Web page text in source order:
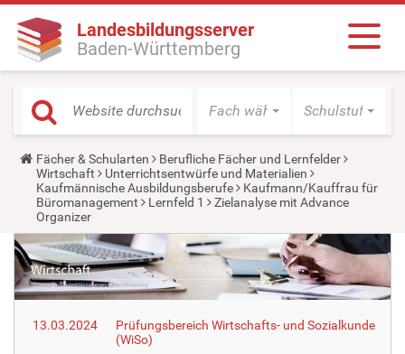
Landesbildungsserver
Baden-Württemberg
Fach wählen Schulstufe
Y
o
u
a
r
e
h
e
r
e
:
Fächer & Schularten
Berufliche Fächer und Lernfelder
Wirtschaft
Unterrichtsentwürfe und Materialien
Kaufmännische Ausbildungsberufe
Kaufmann/Kauffrau für
Büromanagement
Lernfeld 1
Zielanalyse mit Advance
Organizer
13.03.2024
Prüfungsbereich Wirtschafts- und Sozialkunde
(WiSo)